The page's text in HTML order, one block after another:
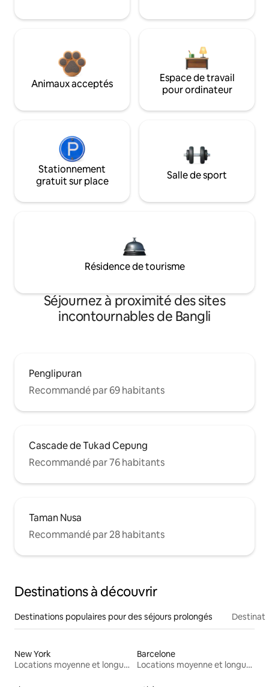
Animaux acceptés
Espace de travail
pour ordinateur
Stationnement
gratuit sur place
Salle de sport
Résidence de tourisme
Séjournez à proximité des sites
incontournables de Bangli
Penglipuran
Recommandé par 69 habitants
Cascade de Tukad Cepung
Recommandé par 76 habitants
Taman Nusa
Recommandé par 28 habitants
Destinations à découvrir
Destinations populaires pour des séjours prolongés
New York
Locations moyenne et longue durée
Barcelone
Locations moyenne et longue durée